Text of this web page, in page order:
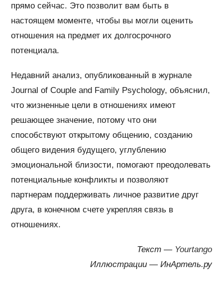
прямо сейчас. Это позволит вам быть в
настоящем моменте, чтобы вы могли оценить
отношения на предмет их долгосрочного
потенциала.
Недавний анализ, опубликованный в журнале
Journal of Couple and Family Psychology, объяснил,
что жизненные цели в отношениях имеют
решающее значение, потому что они
способствуют открытому общению, созданию
общего видения будущего, углублению
эмоциональной близости, помогают преодолевать
потенциальные конфликты и позволяют
партнерам поддерживать личное развитие друг
друга, в конечном счете укрепляя связь в
отношениях.
Текст — Yourtango
Иллюстрации — ИнАртель.ру